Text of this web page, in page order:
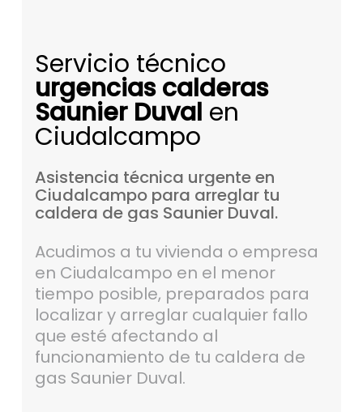
Servicio técnico
urgencias calderas
Saunier Duval en
Ciudalcampo
Asistencia técnica urgenteen
Ciudalcampo para arreglar tu
caldera de gas Saunier Duval.
Acudimos a tu vivienda o empresa
en Ciudalcampo en el menor
tiempo posible, preparados para
localizar y arreglar cualquier fallo
que esté afectando al
funcionamiento de tu caldera de
gas Saunier Duval.